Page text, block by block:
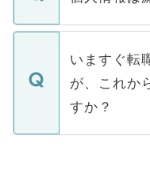
■応募殺到を
関を公にして
に、医療機関
みを人材紹介
ています。
定を承諾する
の辞退の連絡
個人情報が漏
で、ご安心く
などで収集し
ご本人のキャ
支援を目的に
ているすべて
いますぐ転
が、これか
すか？